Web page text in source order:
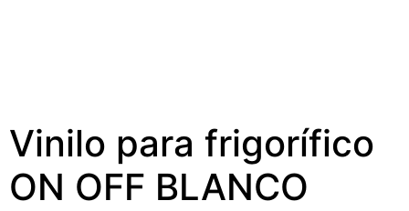
Vinilo para frigorífico
ON OFF BLANCO